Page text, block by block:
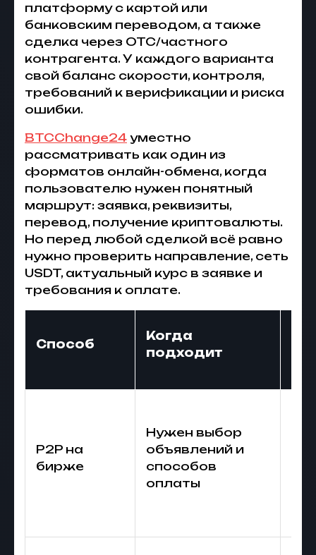
платформу с картой или
банковским переводом, а также
сделка через OTC/частного
контрагента. У каждого варианта
свой баланс скорости, контроля,
требований к верификации и риска
ошибки.
BTCChange24 уместно
рассматривать как один из
форматов онлайн-обмена, когда
пользователю нужен понятный
маршрут: заявка, реквизиты,
перевод, получение криптовалюты.
Но перед любой сделкой всё равно
нужно проверить направление, сеть
USDT, актуальный курс в заявке и
требования к оплате.
Способ
Когда
подходит
P2P на
бирже
Нужен выбор
объявлений и
способов
оплаты